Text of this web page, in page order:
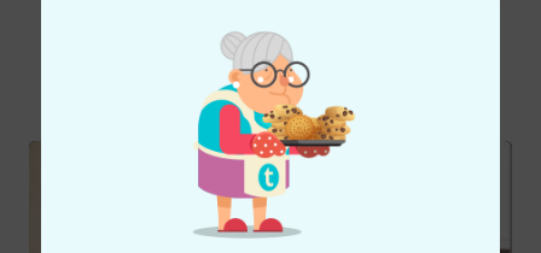
Schon gewusst?
Ratgeber